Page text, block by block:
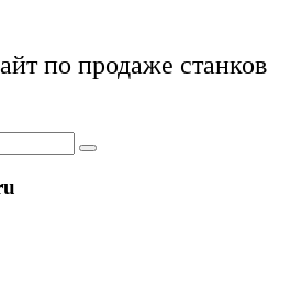
по продаже станков